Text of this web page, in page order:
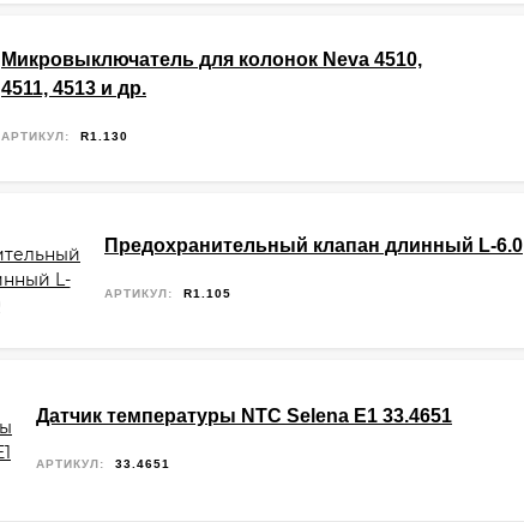
Микровыключатель для колонок Neva 4510,
4511, 4513 и др.
АРТИКУЛ: R1.130
Предохранительный клапан длинный L-6.0
АРТИКУЛ: R1.105
Датчик температуры NTC Selena E1 33.4651
АРТИКУЛ: 33.4651